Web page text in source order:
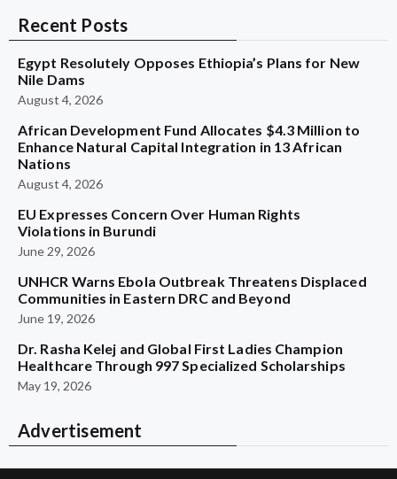
Recent Posts
Egypt Resolutely Opposes Ethiopia’s Plans for New
Nile Dams
August 4, 2026
African Development Fund Allocates $4.3 Million to
Enhance Natural Capital Integration in 13 African
Nations
August 4, 2026
EU Expresses Concern Over Human Rights
Violations in Burundi
June 29, 2026
UNHCR Warns Ebola Outbreak Threatens Displaced
Communities in Eastern DRC and Beyond
June 19, 2026
Dr. Rasha Kelej and Global First Ladies Champion
Healthcare Through 997 Specialized Scholarships
May 19, 2026
Advertisement